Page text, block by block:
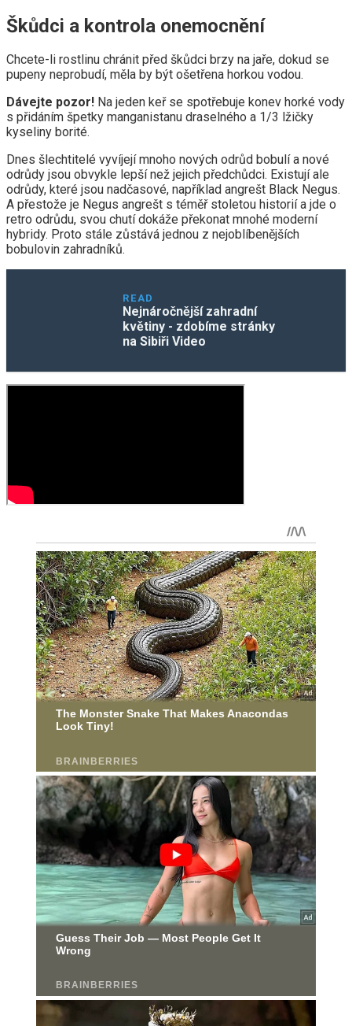
Škůdci a kontrola onemocnění
Chcete-li rostlinu chránit před škůdci brzy na jaře, dokud se
pupeny neprobudí, měla by být ošetřena horkou vodou.
Dávejte pozor! Na jeden keř se spotřebuje konev horké vody
s přidáním špetky manganistanu draselného a 1/3 lžičky
kyseliny borité.
Dnes šlechtitelé vyvíjejí mnoho nových odrůd bobulí a nové
odrůdy jsou obvykle lepší než jejich předchůdci. Existují ale
odrůdy, které jsou nadčasové, například angrešt Black Negus.
A přestože je Negus angrešt s téměř stoletou historií a jde o
retro odrůdu, svou chutí dokáže překonat mnohé moderní
hybridy. Proto stále zůstává jednou z nejoblíbenějších
bobulovin zahradníků.
READ
Nejnáročnější zahradní
květiny - zdobíme stránky
na Sibiři Video